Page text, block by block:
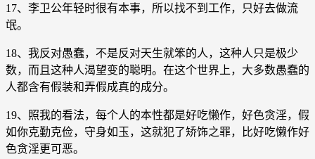
17、李卫公年轻时很有本事，所以找不到工作，只好去做流
氓。
18、我反对愚蠢，不是反对天生就笨的人，这种人只是极少
数，而且这种人渴望变的聪明。在这个世界上，大多数愚蠢的
人都含有假装和弄假成真的成分。
19、照我的看法，每个人的本性都是好吃懒作，好色贪淫，假
如你克勤克俭，守身如玉，这就犯了矫饰之罪，比好吃懒作好
色贪淫更可恶。